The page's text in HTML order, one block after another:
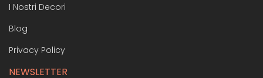
I Nostri Decori
Blog
Privacy Policy
NEWSLETTER